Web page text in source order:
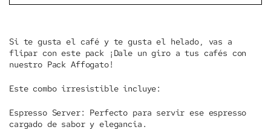
Si te gusta el café y te gusta el helado, vas a
flipar con este pack ¡Dale un giro a tus cafés con
nuestro Pack Affogato!
Este combo irresistible incluye:
Espresso Server:
Perfecto para servir ese espresso
cargado de sabor y elegancia.